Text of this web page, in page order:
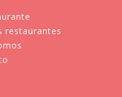
restaurantes